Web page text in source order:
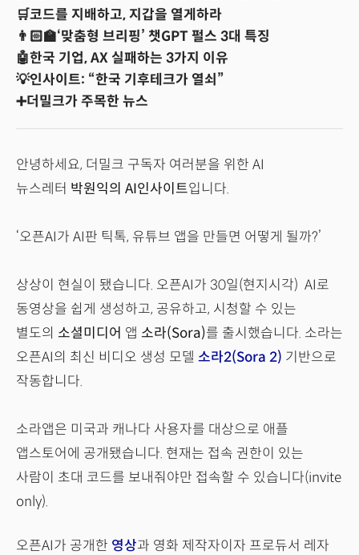
🛒코드를 지배하고, 지갑을 열게하라
👨🏻‍🏫‘맞춤형 브리핑’ 챗GPT 펄스 3대 특징
🤖한국 기업, AX 실패하는 3가지 이유
💡인사이트: “한국 기후테크가 열쇠”
➕더밀크가 주목한 뉴스
안녕하세요, 더밀크 구독자 여러분을 위한 AI
뉴스레터 박원익의 AI인사이트입니다.
‘오픈AI가 AI판 틱톡, 유튜브 앱을 만들면 어떻게 될까?’
상상이 현실이 됐습니다. 오픈AI가 30일(현지시각) AI로
동영상을 쉽게 생성하고, 공유하고, 시청할 수 있는
별도의 소셜미디어 앱 소라(Sora)를 출시했습니다. 소라는
오픈AI의 최신 비디오 생성 모델 소라2(Sora 2) 기반으로
작동합니다.
소라앱은 미국과 캐나다 사용자를 대상으로 애플
앱스토어에 공개됐습니다. 현재는 접속 권한이 있는
사람이 초대 코드를 보내줘야만 접속할 수 있습니다(invite
only).
오픈AI가 공개한 영상과 영화 제작자이자 프로듀서 레자